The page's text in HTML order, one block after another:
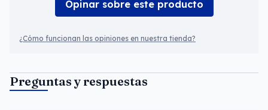
Opinar sobre este producto
¿Cómo funcionan las opiniones en nuestra tienda?
Preguntas y respuestas